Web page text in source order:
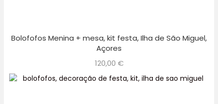
Bolofofos Menina + mesa, kit festa, Ilha de São Miguel,
Açores
120,00 €